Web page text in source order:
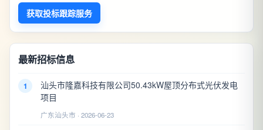
获取投标跟踪服务
最新招标信息
1
汕头市隆嘉科技有限公司50.43kW屋顶分布式光伏发电
项目
广东汕头市 · 2026-06-23